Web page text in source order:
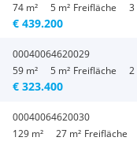
74 m²
5 m² Freifläche
€ 439.200
3
00040064620029
59 m²
5 m² Freifläche
€ 323.400
2
00040064620030
129 m²
27 m² Freifläche